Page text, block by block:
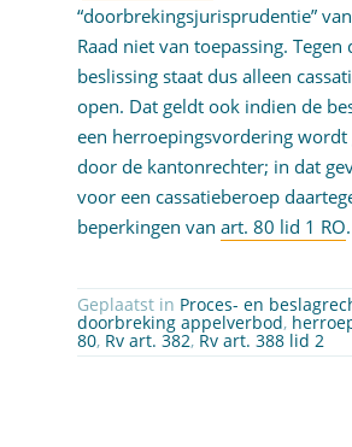
“doorbrekingsjurisprudentie”
Raad niet van toepassing. Tegen
beslissing staat dus alleen
open. Dat geldt ook indien de
een herroepingsvordering wordt
door de kantonrechter; in dat
voor een cassatieberoep
beperkingen van art. 80 lid 1 RO.
Geplaatst in Proces- en
doorbreking appelverbod,
80, Rv art. 382, Rv art. 388 lid 2